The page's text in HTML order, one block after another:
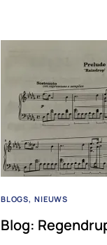
BLOGS NIEUWS
Blog: